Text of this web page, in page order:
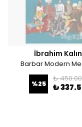
İbrahim Kalın
Barbar Modern
%25
₺ 450.00
₺